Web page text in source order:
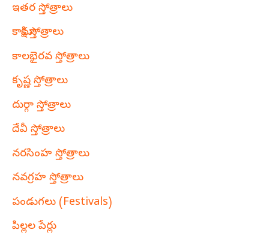
ఇతర స్తోత్రాలు
కామాక్షి స్తోత్రాలు
కాలభైరవ స్తోత్రాలు
కృష్ణ స్తోత్రాలు
దుర్గా స్తోత్రాలు
దేవీ స్తోత్రాలు
నరసింహ స్తోత్రాలు
నవగ్రహ స్తోత్రాలు
పండుగలు (Festivals)
పిల్లల పేర్లు